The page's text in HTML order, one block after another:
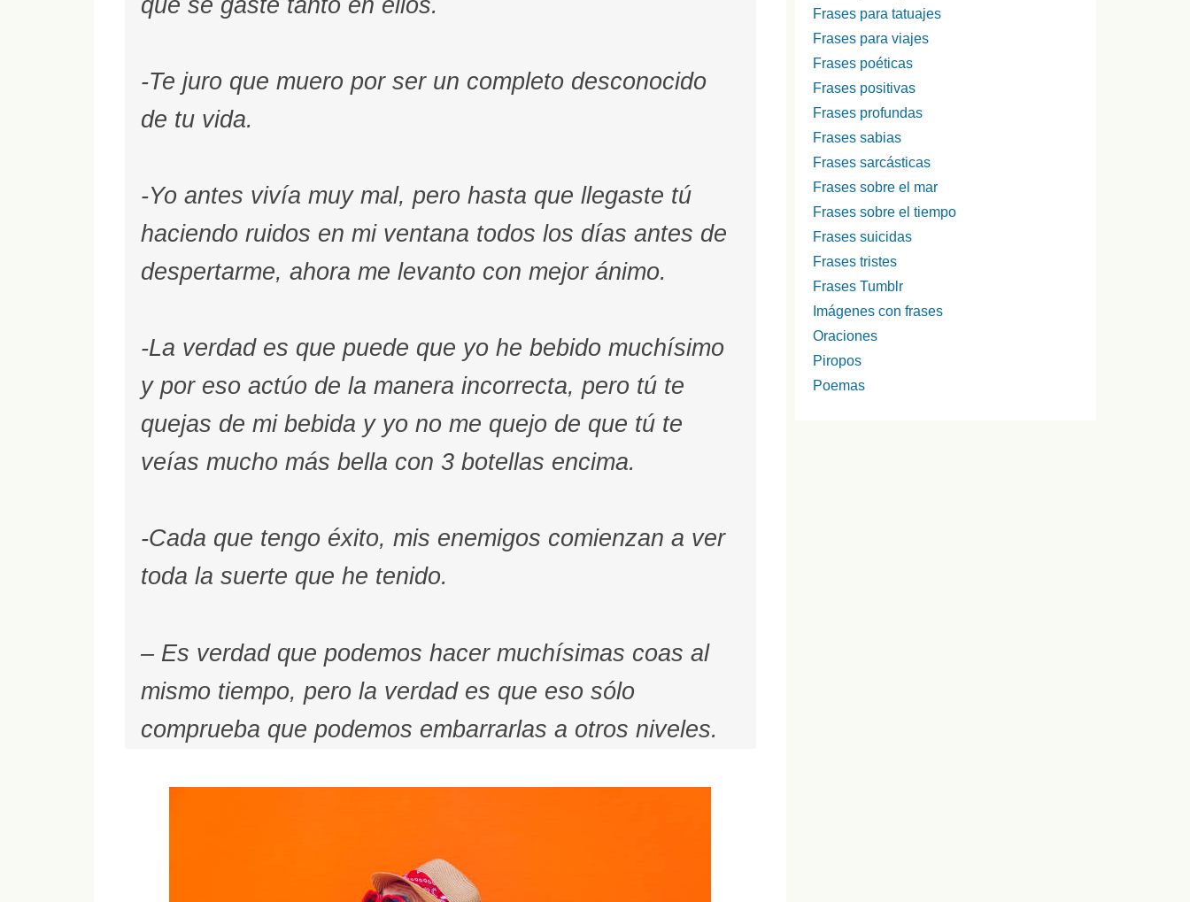
-Te juro que muero por ser un completo desconocido
de tu vida.
-Yo antes vivía muy mal, pero hasta que llegaste tú
haciendo ruidos en mi ventana todos los días antes de
despertarme, ahora me levanto con mejor ánimo.
-La verdad es que puede que yo he bebido muchísimo
y por eso actúo de la manera incorrecta, pero tú te
quejas de mi bebida y yo no me quejo de que tú te
veías mucho más bella con 3 botellas encima.
-Cada que tengo éxito, mis enemigos comienzan a ver
toda la suerte que he tenido.
– Es verdad que podemos hacer muchísimas coas al
mismo tiempo, pero la verdad es que eso sólo
comprueba que podemos embarrarlas a otros niveles.
Frases para tatuajes
Frases para viajes
Frases poéticas
Frases positivas
Frases profundas
Frases sabias
Frases sarcásticas
Frases sobre el mar
Frases sobre el tiempo
Frases suicidas
Frases tristes
Frases Tumblr
Imágenes con frases
Oraciones
Piropos
Poemas